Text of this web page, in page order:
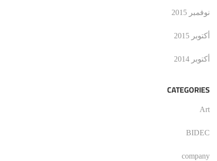
نوفمبر 2015
أكتوبر 2015
أكتوبر 2014
CATEGORIES
Art
BIDEC
company